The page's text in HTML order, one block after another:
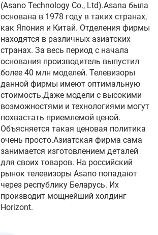
(Asano Technology Co., Ltd).Asana была
основана в 1978 году в таких странах,
как Япония и Китай. Отделения фирмы
находятся в различных азиатских
странах. За весь период с начала
основания производитель выпустил
более 40 млн моделей. Телевизоры
данной фирмы имеют оптимальную
стоимость.Даже модели с высокими
возможностями и технологиями могут
похвастать приемлемой ценой.
Объясняется такая ценовая политика
очень просто.Азиатская фирма сама
занимается изготовлением деталей
для своих товаров. На российский
рынок телевизоры Asano попадают
через республику Беларусь. Их
производит мощнейший холдинг
Horizont.